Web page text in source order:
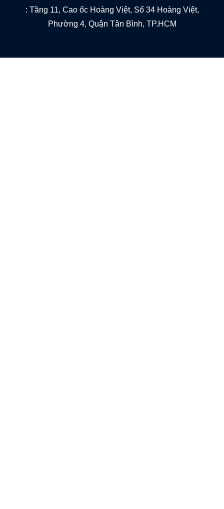
: Tầng 11, Cao ốc Hoàng Việt, Số 34 Hoàng Việt,
Phường 4, Quận Tân Bình, TP.HCM